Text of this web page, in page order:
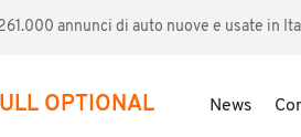
annunci di auto nuove e usate in
OPTIONAL News